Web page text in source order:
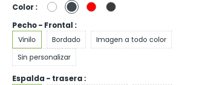
Color : BlancoNegroRojo Gris
oscuro
Pecho - Frontal :
Vinilo Bordado
Imagen a todo color
Sin personalizar
Espalda - trasera :